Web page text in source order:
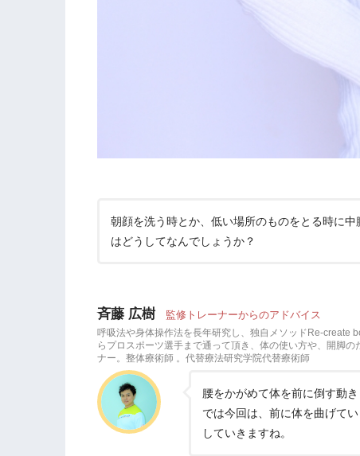
朝顔を洗う時とか、低い場所のものをとる時に
はどうしてなんでしょうか？
斉藤 広樹 監修トレーナーからのアドバイス
呼吸法や身体操作法を長年研究し、独自メソッドRe-create
らプロスポーツ選手まで通って頂き、体の使い方や、開脚
ナー。整体療術師 。代替療法研究学院代替療術師
腰をかがめて体を前に倒す動
では今回は、前に体を曲げて
していきますね。